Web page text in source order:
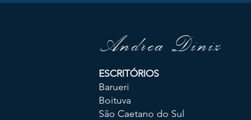
Andrea Diniz
ESCRITÓRIOS
Barueri
Boituva
São Caetano do Sul